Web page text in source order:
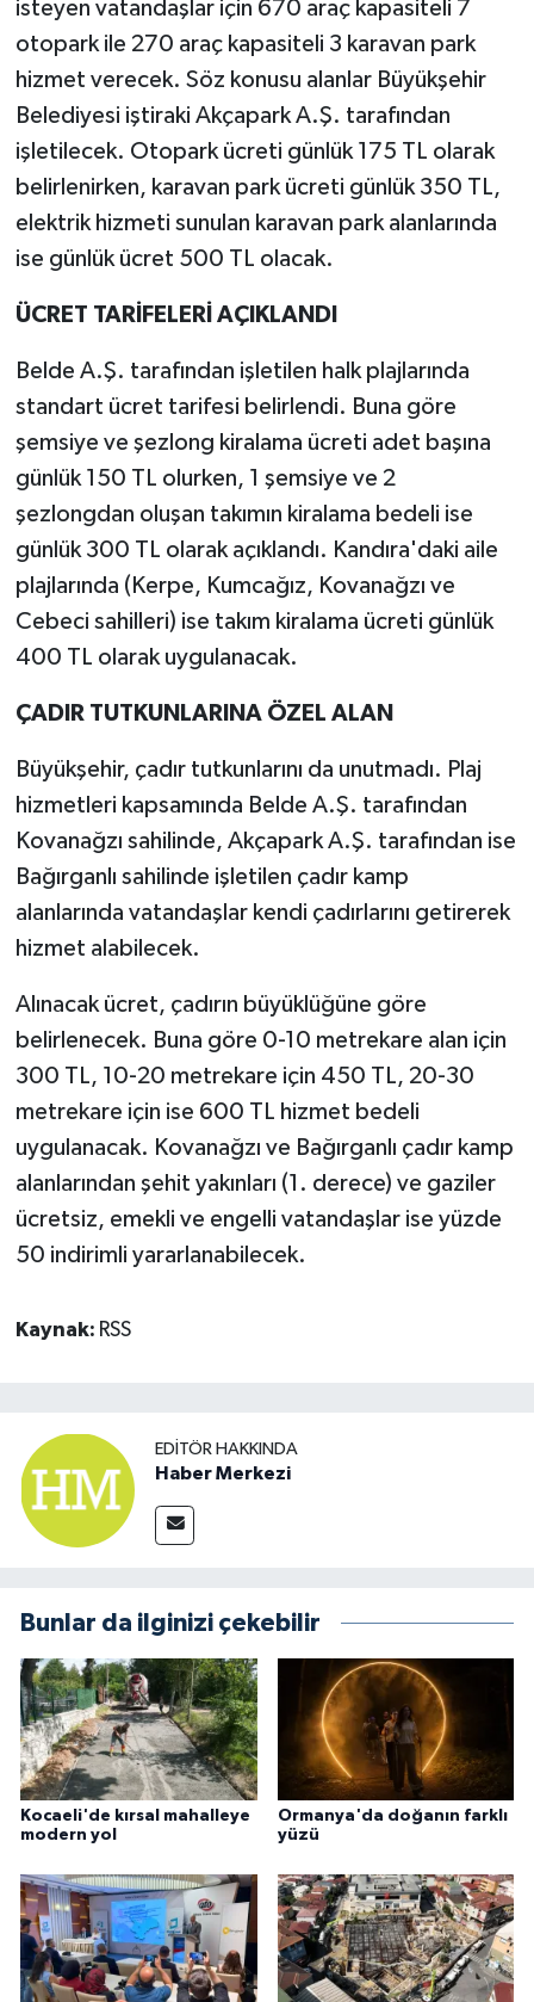
isteyen vatandaşlar için 670 araç kapasiteli 7
otopark ile 270 araç kapasiteli 3 karavan park
hizmet verecek. Söz konusu alanlar Büyükşehir
Belediyesi iştiraki Akçapark A.Ş. tarafından
işletilecek. Otopark ücreti günlük 175 TL olarak
belirlenirken, karavan park ücreti günlük 350 TL,
elektrik hizmeti sunulan karavan park alanlarında
ise günlük ücret 500 TL olacak.
ÜCRET TARİFELERİ AÇIKLANDI
Belde A.Ş. tarafından işletilen halk plajlarında
standart ücret tarifesi belirlendi. Buna göre
şemsiye ve şezlong kiralama ücreti adet başına
günlük 150 TL olurken, 1 şemsiye ve 2
şezlongdan oluşan takımın kiralama bedeli ise
günlük 300 TL olarak açıklandı. Kandıra'daki aile
plajlarında (Kerpe, Kumcağız, Kovanağzı ve
Cebeci sahilleri) ise takım kiralama ücreti günlük
400 TL olarak uygulanacak.
ÇADIR TUTKUNLARINA ÖZEL ALAN
Büyükşehir, çadır tutkunlarını da unutmadı. Plaj
hizmetleri kapsamında Belde A.Ş. tarafından
Kovanağzı sahilinde, Akçapark A.Ş. tarafından ise
Bağırganlı sahilinde işletilen çadır kamp
alanlarında vatandaşlar kendi çadırlarını getirerek
hizmet alabilecek.
Alınacak ücret, çadırın büyüklüğüne göre
belirlenecek. Buna göre 0-10 metrekare alan için
300 TL, 10-20 metrekare için 450 TL, 20-30
metrekare için ise 600 TL hizmet bedeli
uygulanacak. Kovanağzı ve Bağırganlı çadır kamp
alanlarından şehit yakınları (1. derece) ve gaziler
ücretsiz, emekli ve engelli vatandaşlar ise yüzde
50 indirimli yararlanabilecek.
Kaynak: RSS
EDITÖR HAKKINDA
Haber Merkezi
Bunlar da ilginizi çekebilir
Kocaeli'de kırsal mahalleye
modern yol
Ormanya'da doğanın farklı
yüzü